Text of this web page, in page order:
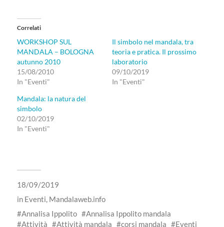
Correlati
WORKSHOP SUL
MANDALA – BOLOGNA
autunno 2010
15/08/2010
In "Eventi"
Il simbolo nel mandala, tra
teoria e pratica. Il prossimo
laboratorio
09/10/2019
In "Eventi"
Mandala: la natura del
simbolo
02/10/2019
In "Eventi"
18/09/2019
in Eventi, Mandalaweb.info
Annalisa Ippolito
Annalisa Ippolito mandala
Attività
Attività mandala corsi mandala Eventi